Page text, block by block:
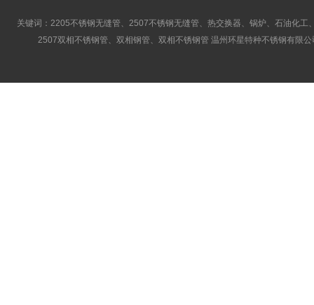
关键词：2205不锈钢无缝管、2507不锈钢无缝管、热交换器、锅炉、石油化
2507双相不锈钢管、双相钢管、双相不锈钢管 温州环星特种不锈钢有限